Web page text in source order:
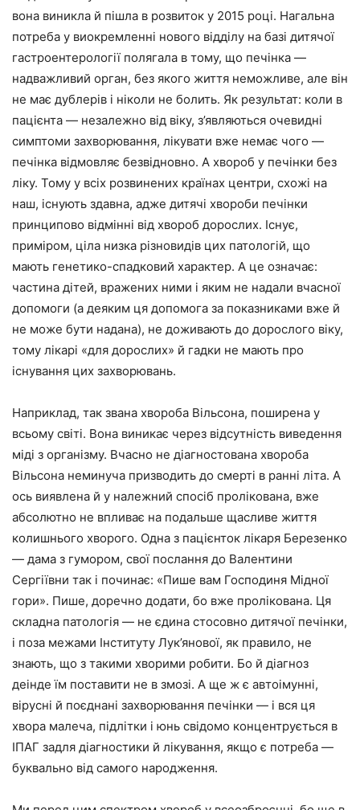
вона виникла й пішла в розвиток у 2015 році. Нагальна
потреба у виокремленні нового відділу на базі дитячої
гастроентерології полягала в тому, що печінка —
надважливий орган, без якого життя неможливе, але він
не має дублерів і ніколи не болить. Як результат: коли в
пацієнта — незалежно від віку, з’являються очевидні
симптоми захворювання, лікувати вже немає чого —
печінка відмовляє безвідновно. А хвороб у печінки без
ліку. Тому у всіх розвинених країнах центри, схожі на
наш, існують здавна, адже дитячі хвороби печінки
принципово відмінні від хвороб дорослих. Існує,
приміром, ціла низка різновидів цих патологій, що
мають генетико-спадковий характер. А це означає:
частина дітей, вражених ними і яким не надали вчасної
допомоги (а деяким ця допомога за показниками вже й
не може бути надана), не доживають до дорослого віку,
тому лікарі «для дорослих» й гадки не мають про
існування цих захворювань.
Наприклад, так звана хвороба Вільсона, поширена у
всьому світі. Вона виникає через відсутність виведення
міді з організму. Вчасно не діагностована хвороба
Вільсона неминуча призводить до смерті в ранні літа. А
ось виявлена й у належний спосіб пролікована, вже
абсолютно не впливає на подальше щасливе життя
колишнього хворого. Одна з пацієнток лікаря Березенко
— дама з гумором, свої послання до Валентини
Сергіївни так і починає: «Пише вам Господиня Мідної
гори». Пише, доречно додати, бо вже пролікована. Ця
складна патологія — не єдина стосовно дитячої печінки,
і поза межами Інституту Лук’янової, як правило, не
знають, що з такими хворими робити. Бо й діагноз
деінде їм поставити не в змозі. А ще ж є автоімунні,
вірусні й поєднані захворювання печінки — і вся ця
хвора малеча, підлітки і юнь свідомо концентрується в
ІПАГ задля діагностики й лікування, якщо є потреба —
буквально від самого народження.